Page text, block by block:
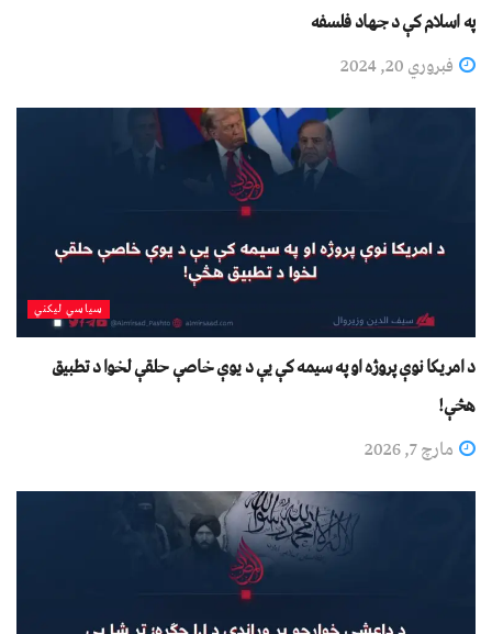
په اسلام کې د جهاد فلسفه
فبروري 20, 2024
سیاسي لیکني
د امريکا نوې پروژه او په سيمه کې يې د يوې خاصې حلقې لخوا د تطبيق
هڅې!
مارچ 7, 2026